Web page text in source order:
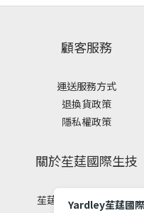
顧客服務
運送服務方式
退換貨政策
隱私權政策
關於苼莛國際生技
苼莛國際生技有限公司
Yardley苼莛國際